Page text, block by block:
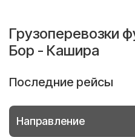
Грузоперевозки
Бор - Кашира
Последние рейсы
Направление